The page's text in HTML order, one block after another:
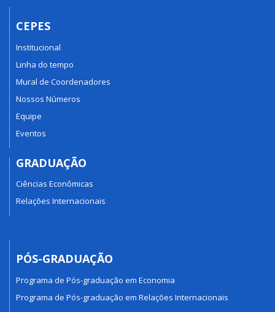
CEPES
Institucional
Linha do tempo
Mural de Coordenadores
Nossos Números
Equipe
Eventos
GRADUAÇÃO
Ciências Econômicas
Relações Internacionais
PÓS-GRADUAÇÃO
Programa de Pós-graduação em Economia
Programa de Pós-graduação em Relações Internacionais